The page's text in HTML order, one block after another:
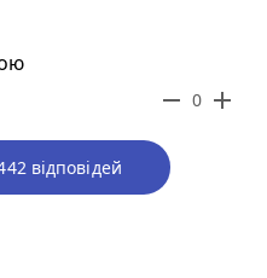
remove 0 add
відповідей